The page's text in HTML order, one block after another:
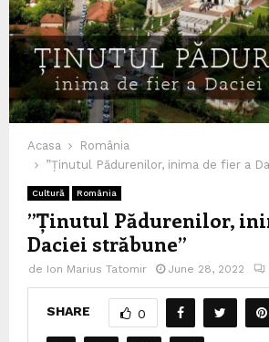
Acasa
România
”Ținutul Pădurenilor, inima de fier a
Cultură România
”Ținutul Pădurenilor,
Daciei străbune”
de Ion Marius Tatomir June 28, 2022
SHARE 0